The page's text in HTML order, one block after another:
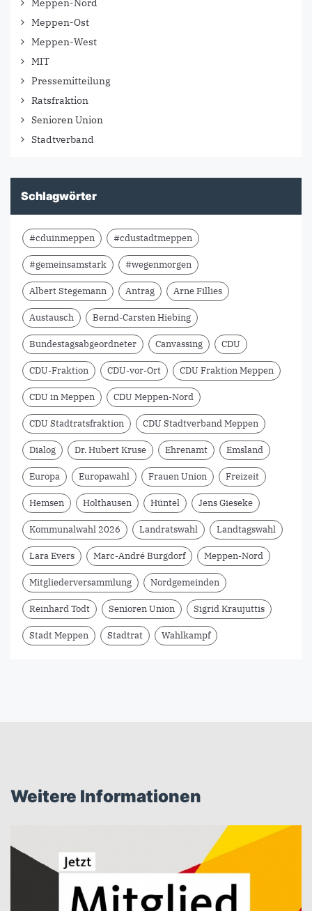
Meppen-Nord
Meppen-Ost
Meppen-West
MIT
Pressemitteilung
Ratsfraktion
Senioren Union
Stadtverband
Schlagwörter
#cduinmeppen #cdustadtmeppen
#gemeinsamstark #wegenmorgen
Albert Stegemann Antrag Arne Fillies
Austausch Bernd-Carsten Hiebing
Bundestagsabgeordneter Canvassing CDU
CDU-Fraktion CDU-vor-Ort CDU Fraktion Meppen
CDU in Meppen CDU Meppen-Nord
CDU Stadtratsfraktion CDU Stadtverband Meppen
Dialog Dr. Hubert Kruse Ehrenamt Emsland
Europa Europawahl Frauen Union Freizeit
Hemsen Holthausen Hüntel Jens Gieseke
Kommunalwahl 2026 Landratswahl Landtagswahl
Lara Evers Marc-André Burgdorf Meppen-Nord
Mitgliederversammlung Nordgemeinden
Reinhard Todt Senioren Union Sigrid Kraujuttis
Stadt Meppen Stadtrat Wahlkampf
Weitere Informationen